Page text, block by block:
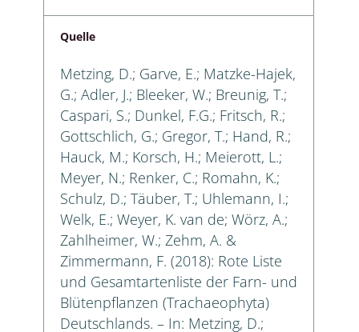
Quelle
Metzing, D.; Garve, E.; Matzke-Hajek,
G.; Adler, J.; Bleeker, W.; Breunig, T.;
Caspari, S.; Dunkel, F.G.; Fritsch, R.;
Gottschlich, G.; Gregor, T.; Hand, R.;
Hauck, M.; Korsch, H.; Meierott, L.;
Meyer, N.; Renker, C.; Romahn, K.;
Schulz, D.; Täuber, T.; Uhlemann, I.;
Welk, E.; Weyer, K. van de; Wörz, A.;
Zahlheimer, W.; Zehm, A. &
Zimmermann, F. (2018): Rote Liste
und Gesamtartenliste der Farn- und
Blütenpflanzen (Trachaeophyta)
Deutschlands. – In: Metzing, D.;